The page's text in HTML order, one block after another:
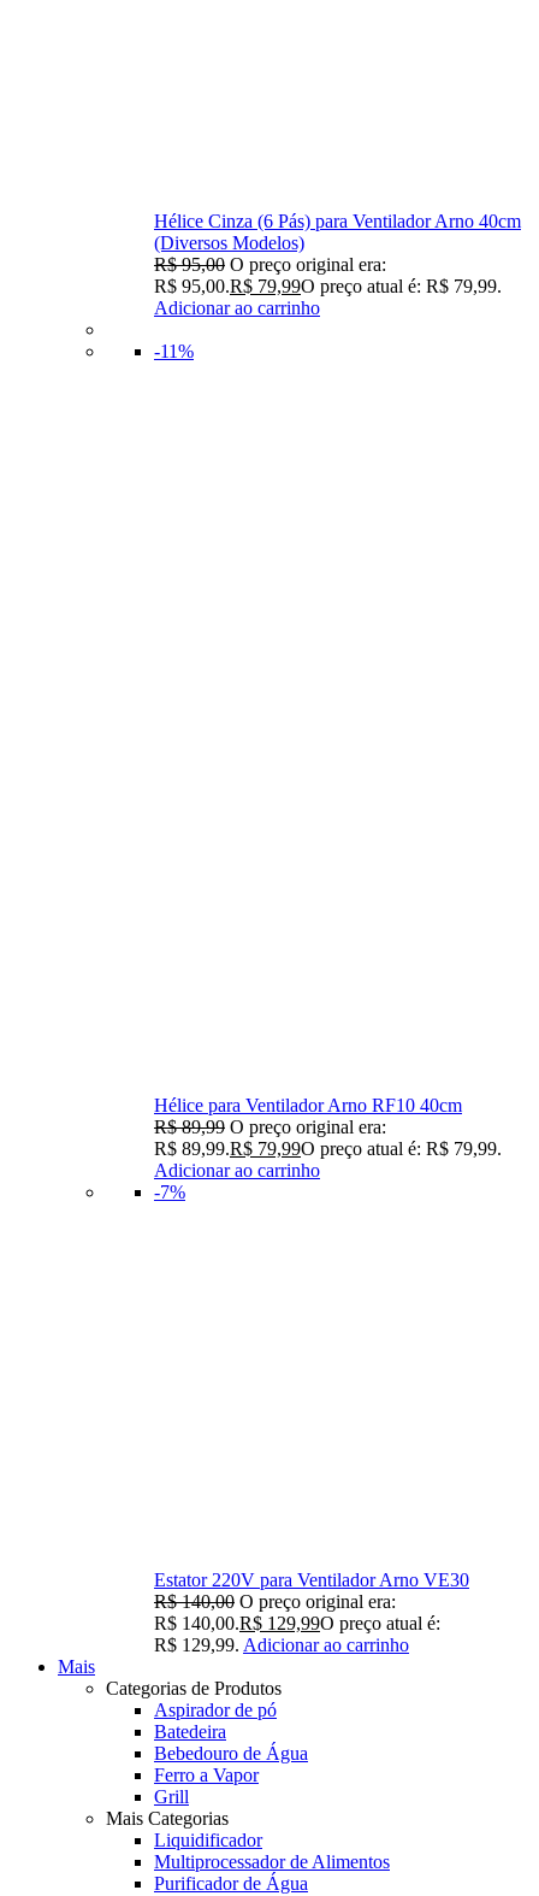
Hélice Cinza (6 Pás) para Ventilador Arno 40cm
(Diversos Modelos)
R$95,00 O preço original era:
R$ 95,00.R$ 79,99O preço atual é: R$ 79,99.
Adicionar ao carrinho
-11%
Hélice para Ventilador Arno RF10 40cm
R$89,99 O preço original era:
R$ 89,99.R$ 79,99O preço atual é: R$ 79,99.
Adicionar ao carrinho
-7%
Estator 220V para Ventilador Arno VE30
R$140,00 O preço original era:
R$ 140,00.R$ 129,99O preço atual é:
R$ 129,99. Adicionar ao carrinho
Mais
Categorias de Produtos
Aspirador de pó
Batedeira
Bebedouro de Água
Ferro a Vapor
Grill
Mais Categorias
Liquidificador
Multiprocessador de Alimentos
Purificador de Água